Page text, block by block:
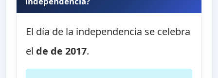
El día de la independencia se celebra
el de de 2017.